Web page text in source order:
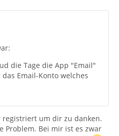
die Tage die App "Email"
Email-Konto welches
um dir zu danken.
Problem. Bei mir ist es zwar